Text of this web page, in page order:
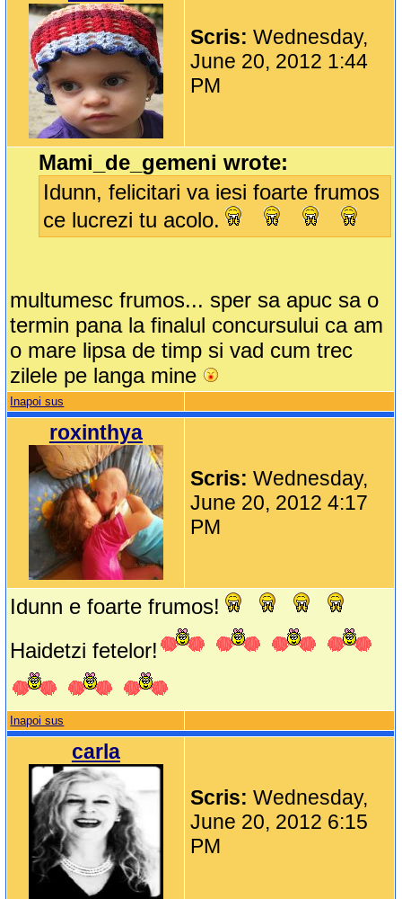
Scris:Wednesday,
June 20, 2012 1:44
PM
Mami_de_gemeni wrote:
Idunn, felicitari va iesi foarte frumos
ce lucrezi tu acolo.
multumesc frumos... sper sa apuc sa o
termin pana la finalul concursului ca am
o mare lipsa de timp si vad cum trec
zilele pe langa mine
Inapoi sus
roxinthya
Scris:Wednesday,
June 20, 2012 4:17
PM
Idunn e foarte frumos!
Haidetzi fetelor!
Inapoi sus
carla
Scris:Wednesday,
June 20, 2012 6:15
PM